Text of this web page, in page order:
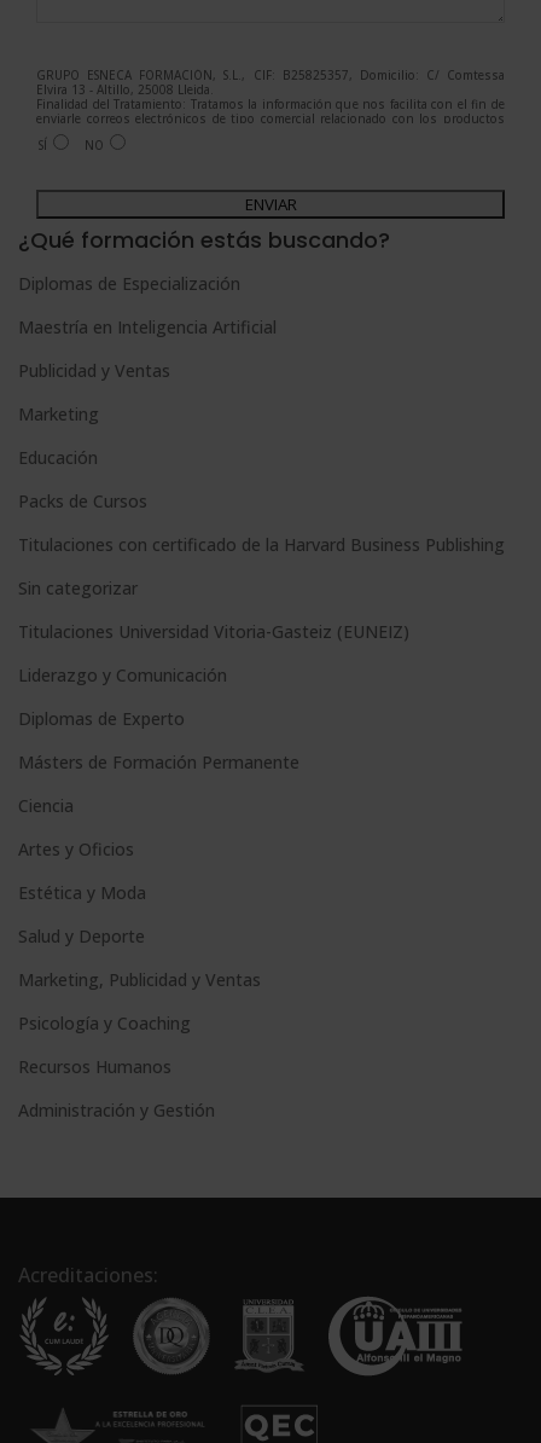
GRUPO ESNECA FORMACIÓN, S.L., CIF: B25825357, Domicilio: C/ Comtessa
Elvira 13 - Altillo, 25008 Lleida.
Finalidad del Tratamiento: Tratamos la información que nos facilita con el fin de
enviarle correos electrónicos de tipo comercial relacionado con los productos
ofrecidos y otros tipo de productos que fueran de su interés.
Legitimación del tratamiento: Consentimiento del interesado.
Para más información consulte nuestra Política de Privacidad.
Desea recibir información comercial (vía telefónica y/o email):
SÍ NO
A
l
e
r
n
i
v
e
¿Qué formación estás buscando?
Diplomas de Especialización
Maestría en Inteligencia Artificial
Publicidad y Ventas
Marketing
Educación
Packs de Cursos
Titulaciones con certificado de la Harvard Business Publishing
Sin categorizar
Titulaciones Universidad Vitoria-Gasteiz (EUNEIZ)
Liderazgo y Comunicación
Diplomas de Experto
Másters de Formación Permanente
Ciencia
Artes y Oficios
Estética y Moda
Salud y Deporte
Marketing, Publicidad y Ventas
Psicología y Coaching
Recursos Humanos
Administración y Gestión
Acreditaciones: